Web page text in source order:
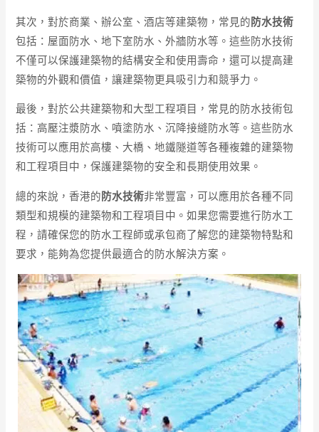
其次，對於商業、辦公室、酒店等建築物，常見的防水技術
包括：屋面防水、地下室防水、外牆防水等。這些防水技術
不僅可以保護建築物的結構安全和使用壽命，還可以提高建
築物的外觀和價值，讓建築物更具吸引力和競爭力。
最後，對於公共建築物和大型工程項目，常見的防水技術包
括：高壓注漿防水、噴塗防水、沉降接縫防水等。這些防水
技術可以應用於高樓、大橋、地鐵隧道等各種複雜的建築物
和工程項目中，保護建築物的安全和長期使用效果。
總的來說，香港的防水技術非常豐富，可以應用於各種不同
類型和規模的建築物和工程項目中。如果您需要進行防水工
程，請確保您的防水工程師或承包商了解您的建築物特點和
要求，能夠為您提供最適合的防水解決方案。